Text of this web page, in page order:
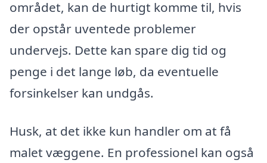
området, kan de hurtigt komme til, hvis
der opstår uventede problemer
undervejs. Dette kan spare dig tid og
penge i det lange løb, da eventuelle
forsinkelser kan undgås.
Husk, at det ikke kun handler om at få
malet væggene. En professionel kan også